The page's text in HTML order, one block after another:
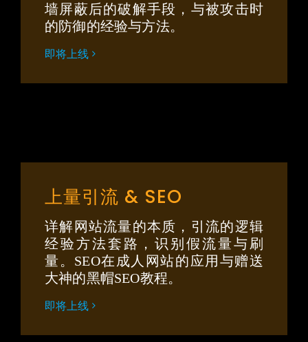
墙屏蔽后的破解手段，与被攻击时
的防御的经验与方法。
即将上线
上量引流 & SEO
详解网站流量的本质，引流的逻辑
经验方法套路，识别假流量与刷
量。SEO在成人网站的应用与赠送
大神的黑帽SEO教程。
即将上线